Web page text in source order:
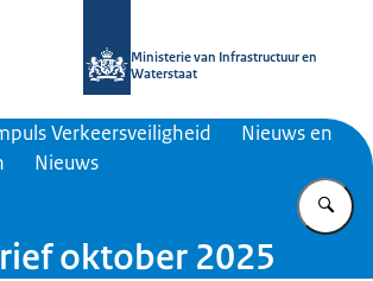
Ministerie van Infrastructuur en
Waterstaat
Verkeersveiligheid
Nieuws en
Nieuws
oktober 2025